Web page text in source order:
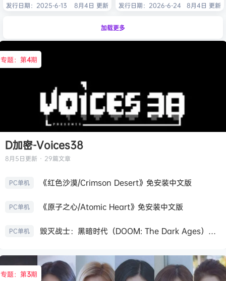
发行日期：2025-6-13
8月4日 更新
发行日期：2026-6-24
8月4日 更新
加载更多
专题：第4期
D加密-Voices38
8月5日更新 · 29篇文章
PC单机 《红色沙漠/Crimson Desert》免安装中文版
PC单机 《原子之心/Atomic Heart》免安装中文版
PC单机 毁灭战士：黑暗时代（DOOM: The Dark Ages）免安装中文版
专题：第3期